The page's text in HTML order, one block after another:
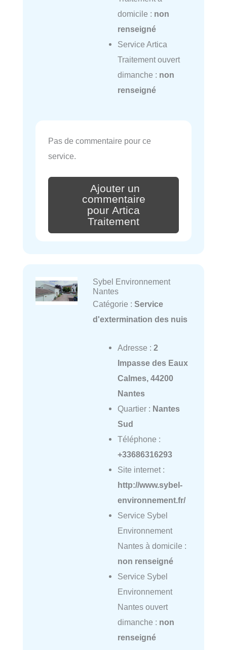
domicile : non
renseigné
Service Artica
Traitement ouvert
dimanche : non
renseigné
Pas de commentaire pour ce
service.
Ajouter un
commentaire
pour Artica
Traitement
Sybel Environnement
Nantes
Catégorie : Service
d'extermination des nuis
Adresse : 2
Impasse des Eaux
Calmes, 44200
Nantes
Quartier : Nantes
Sud
Téléphone :
+33686316293
Site internet :
http://www.sybel-
environnement.fr/
Service Sybel
Environnement
Nantes à domicile :
non renseigné
Service Sybel
Environnement
Nantes ouvert
dimanche : non
renseigné